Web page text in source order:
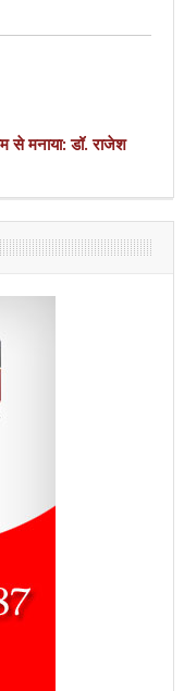
से मनाया: डॉ. राजेश